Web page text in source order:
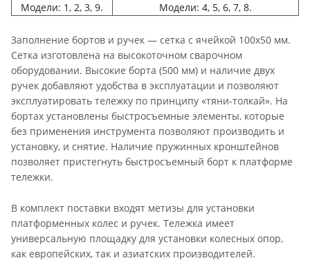
Модели: 1, 2, 3, 9.
Модели: 4, 5, 6, 7, 8.
Заполнение бортов и ручек — сетка с ячейкой 100х50 мм.
Сетка изготовлена на высокоточном сварочном
оборудовании. Высокие борта (500 мм) и наличие двух
ручек добавляют удобства в эксплуатации и позволяют
эксплуатировать тележку по принципу «тяни-толкай». На
бортах установлены быстросъемные элементы, которые
без применения инструмента позволяют производить и
установку, и снятие. Наличие пружинных кронштейнов
позволяет пристегнуть быстросъемный борт к платформе
тележки.
В комплект поставки входят метизы для установки
платформенных колес и ручек. Тележка имеет
универсальную площадку для установки колесных опор,
как европейских, так и азиатских производителей.